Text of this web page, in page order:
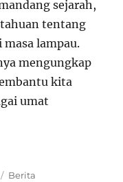
sejarah,
tentang
lampau.
mengungkap
kita
umat
Categories
Berita